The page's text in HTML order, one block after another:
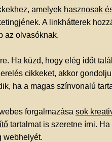
amelyek hasznosak
A linkhátterek
az olvasóknak.
Ha küzd, hogy elég időt
cikkeket, akkor
ha a magas színvonalú
forgalmazása sok
tartalmat is szeretne írni.
webhelyét.